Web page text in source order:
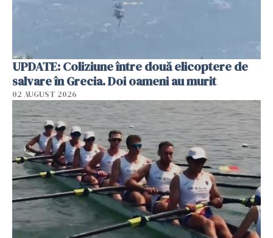
UPDATE: Coliziune între două elicoptere de
salvare în Grecia. Doi oameni au murit
02 AUGUST 2026